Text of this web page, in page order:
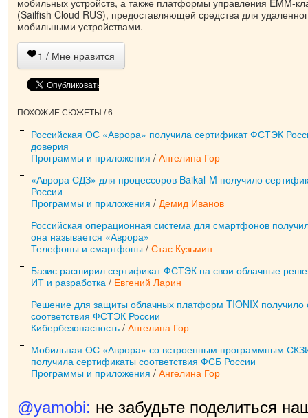
мобильных устройств, а также платформы управления EMM-
(Sailfish Cloud RUS), предоставляющей средства для
мобильными устройствами.
1 / Мне нравится
ПОХОЖИЕ СЮЖЕТЫ / 6
Российская ОС «Аврора» получила сертификат ФСТЭК
доверия
Программы и приложения / Ангелина Гор
«Аврора СДЗ» для процессоров Baikal-M получило
России
Программы и приложения / Демид Иванов
Российская операционная система для смартфонов
она называется «Аврора»
Телефоны и смартфоны / Стас Кузьмин
Базис расширил сертификат ФСТЭК на свои облачные
ИТ и разработка / Евгений Ларин
Решение для защиты облачных платформ TIONIX получило
соответствия ФСТЭК России
Кибербезопасность / Ангелина Гор
Мобильная ОС «Аврора» со встроенным программным
получила сертификаты соответствия ФСБ России
Программы и приложения / Ангелина Гор
@yamobi: не забудьте поделиться